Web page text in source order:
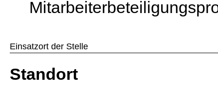
Einsatzort der Stelle
Standort